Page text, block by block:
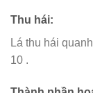
Thu hái:
Lá thu hái
10 .